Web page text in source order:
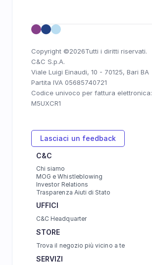
C&C
Chi siamo
MOG e Whistleblowing
Investor Relations
Trasparenza Aiuti di Stato
UFFICI
C&C Headquarter
STORE
Trova il negozio più vicino a te
SERVIZI
Copyright ©2026Tutti i diritti riservati.
C&C S.p.A.
Viale Luigi Einaudi, 10 - 70125, Bari BA
Partita IVA 05685740721
Codice univoco per fattura elettronica:
M5UXCR1
Lasciaci un feedback